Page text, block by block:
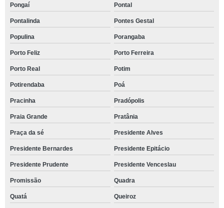
Pongaí Pontal
Pontalinda Pontes Gestal
Populina Porangaba
Porto Feliz Porto Ferreira
Porto Real Potim
Potirendaba Poá
Pracinha Pradópolis
Praia Grande Pratânia
Praça da sé Presidente Alves
Presidente Bernardes Presidente Epitácio
Presidente Prudente Presidente Venceslau
Promissão Quadra
Quatá Queiroz